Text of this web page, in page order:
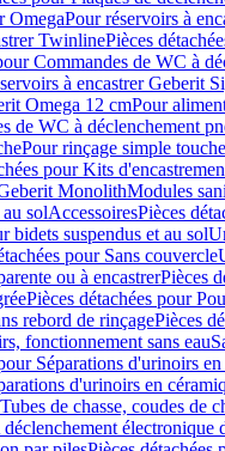
OmegaPour réservoirs à
TwinlinePièces
Commandes de WC à
à encastrer Geberit
Omega 12 cmPour
de WC à déclenchement
Pour rinçage simple touche
pour Kits
MonolithModules
solAccessoiresPièces
bidets suspendus et au sol
pour Sans couvercle
ou à encastrerPièces
Pièces détachées pour
rebord de rinçagePièces
fonctionnement sans eau
Séparations d'urinoirs
d'urinoirs en
de chasse, coudes de
déclenchement électronique